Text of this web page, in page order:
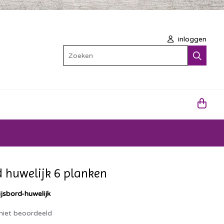
inloggen
huwelijk 6 planken
huwelijk
beoordeeld